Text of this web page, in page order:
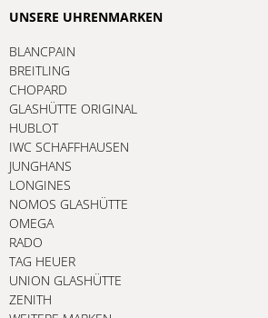
UNSERE UHRENMARKEN
BLANCPAIN
BREITLING
CHOPARD
GLASHÜTTE ORIGINAL
HUBLOT
IWC SCHAFFHAUSEN
JUNGHANS
LONGINES
NOMOS GLASHÜTTE
OMEGA
RADO
TAG HEUER
UNION GLASHÜTTE
ZENITH